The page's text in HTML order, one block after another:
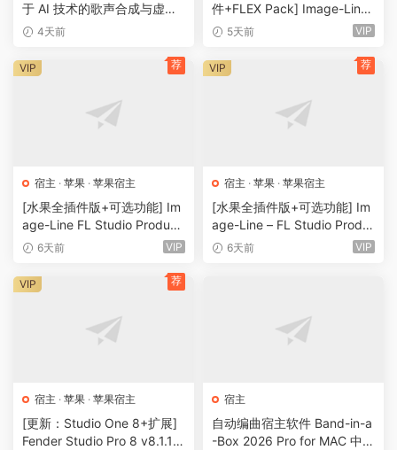
于 AI 技术的歌声合成与虚拟
歌手制作软件 52套音色
4天前
件+FLEX Pack] Image-Line
– FL Studio Producer Editio
gins Edition + Addons) ReP
ack [WiN]（1.06GB+2.0GB+
5天前 VIP
宿主 · 苹果 · 苹果宿主
[水果全插件版+可选功能] Im
age-Line FL Studio Produce
r Edition v26.1.3.5336 (All Pl
atures-GUISEPPE[MacOSX]
（1.1GB+330MB)
6天前 VIP
VIP 荐
宿主 · 苹果 · 苹果宿主
[水果全插件版+可选功能] Im
age-Line – FL Studio Produ
cer Edition v25.2.5.5055 (Al
6天前 VIP
VIP 荐
宿主 · 苹果 · 苹果宿主
[更新：Studio One 8+扩展]
Fender Studio Pro 8 v8.1.1 P
VIP 荐
宿主
自动编曲宿主软件 Band-in-a
-Box 2026 Pro for MAC 中文